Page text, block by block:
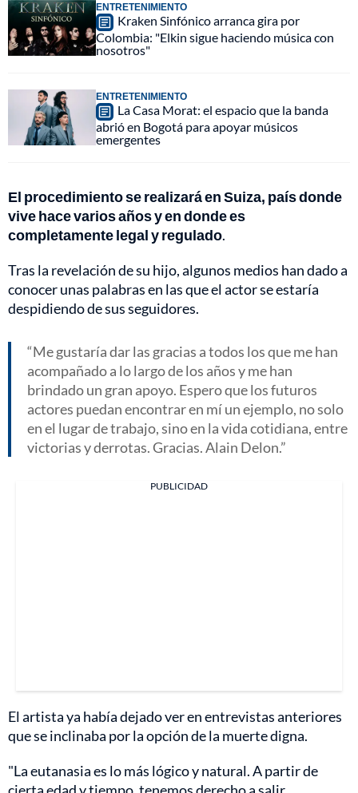
ENTRETENIMIENTO
Kraken Sinfónico arranca gira por
Colombia: "Elkin sigue haciendo música con
nosotros"
ENTRETENIMIENTO
La Casa Morat: el espacio que la banda
abrió en Bogotá para apoyar músicos
emergentes
El procedimiento se realizará en Suiza, país donde
vive hace varios años y en donde es
completamente legal y regulado.
Tras la revelación de su hijo, algunos medios han dado a
conocer unas palabras en las que el actor se estaría
despidiendo de sus seguidores.
Me gustaría dar las gracias a todos los que me han
acompañado a lo largo de los años y me han
brindado un gran apoyo. Espero que los futuros
actores puedan encontrar en mí un ejemplo, no solo
en el lugar de trabajo, sino en la vida cotidiana, entre
victorias y derrotas. Gracias. Alain Delon.
PUBLICIDAD
El artista ya había dejado ver en entrevistas anteriores
que se inclinaba por la opción de la muerte digna.
"La eutanasia es lo más lógico y natural. A partir de